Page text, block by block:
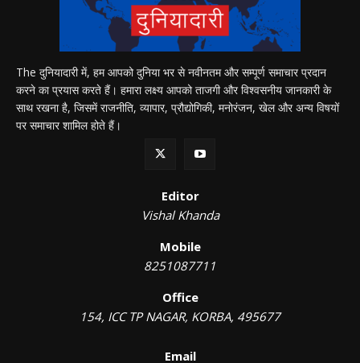
The दुनियादारी में, हम आपको दुनिया भर से नवीनतम और सम्पूर्ण समाचार प्रदान
करने का प्रयास करते हैं। हमारा लक्ष्य आपको ताजगी और विश्वसनीय जानकारी के
साथ रखना है, जिसमें राजनीति, व्यापार, प्रौद्योगिकी, मनोरंजन, खेल और अन्य विषयों
पर समाचार शामिल होते हैं।
Editor
Vishal Khanda
Mobile
8251087711
Office
154, ICC TP NAGAR, KORBA, 495677
Email